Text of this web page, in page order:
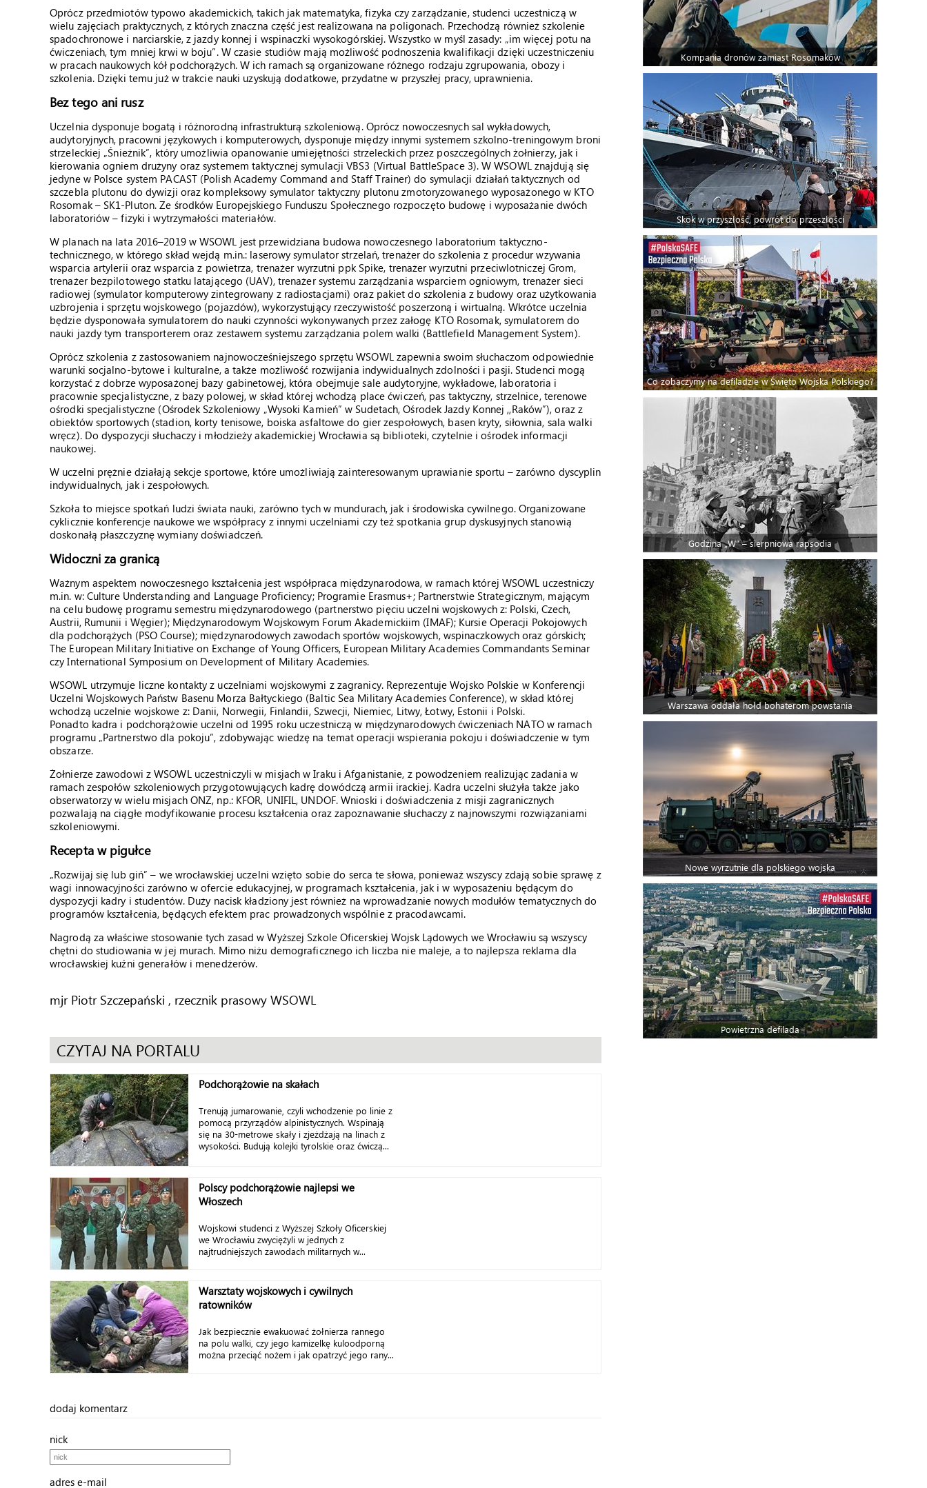
Oprócz przedmiotów typowo akademickich, takich jak matematyka, fizyka czy zarządzanie, studenci uczestniczą w
wielu zajęciach praktycznych, z których znaczna część jest realizowana na poligonach. Przechodzą również szkolenie
spadochronowe i narciarskie, z jazdy konnej i wspinaczki wysokogórskiej. Wszystko w myśl zasady: „im więcej potu na
ćwiczeniach, tym mniej krwi w boju”. W czasie studiów mają możliwość podnoszenia kwalifikacji dzięki uczestniczeniu
w pracach naukowych kół podchorążych. W ich ramach są organizowane różnego rodzaju zgrupowania, obozy i
szkolenia. Dzięki temu już w trakcie nauki uzyskują dodatkowe, przydatne w przyszłej pracy, uprawnienia.
Bez tego ani rusz
Uczelnia dysponuje bogatą i różnorodną infrastrukturą szkoleniową. Oprócz nowoczesnych sal wykładowych,
audytoryjnych, pracowni językowych i komputerowych, dysponuje między innymi systemem szkolno-treningowym broni
strzeleckiej „Śnieżnik”, który umożliwia opanowanie umiejętności strzeleckich przez poszczególnych żołnierzy, jak i
kierowania ogniem drużyny oraz systemem taktycznej symulacji VBS3 (Virtual BattleSpace 3). W WSOWL znajdują się
jedyne w Polsce system PACAST (Polish Academy Command and Staff Trainer) do symulacji działań taktycznych od
szczebla plutonu do dywizji oraz kompleksowy symulator taktyczny plutonu zmotoryzowanego wyposażonego w KTO
Rosomak – SK1-Pluton. Ze środków Europejskiego Funduszu Społecznego rozpoczęto budowę i wyposażanie dwóch
laboratoriów – fizyki i wytrzymałości materiałów.
W planach na lata 2016–2019 w WSOWL jest przewidziana budowa nowoczesnego laboratorium taktyczno-
technicznego, w którego skład wejdą m.in.: laserowy symulator strzelań, trenażer do szkolenia z procedur wzywania
wsparcia artylerii oraz wsparcia z powietrza, trenażer wyrzutni ppk Spike, trenażer wyrzutni przeciwlotniczej Grom,
trenażer bezpilotowego statku latającego (UAV), trenażer systemu zarządzania wsparciem ogniowym, trenażer sieci
radiowej (symulator komputerowy zintegrowany z radiostacjami) oraz pakiet do szkolenia z budowy oraz użytkowania
uzbrojenia i sprzętu wojskowego (pojazdów), wykorzystujący rzeczywistość poszerzoną i wirtualną. Wkrótce uczelnia
będzie dysponowała symulatorem do nauki czynności wykonywanych przez załogę KTO Rosomak, symulatorem do
nauki jazdy tym transporterem oraz zestawem systemu zarządzania polem walki (Battlefield Management System).
Oprócz szkolenia z zastosowaniem najnowocześniejszego sprzętu WSOWL zapewnia swoim słuchaczom odpowiednie
warunki socjalno-bytowe i kulturalne, a także możliwość rozwijania indywidualnych zdolności i pasji. Studenci mogą
korzystać z dobrze wyposażonej bazy gabinetowej, która obejmuje sale audytoryjne, wykładowe, laboratoria i
pracownie specjalistyczne, z bazy polowej, w skład której wchodzą place ćwiczeń, pas taktyczny, strzelnice, terenowe
ośrodki specjalistyczne (Ośrodek Szkoleniowy „Wysoki Kamień” w Sudetach, Ośrodek Jazdy Konnej ,,Raków”), oraz z
obiektów sportowych (stadion, korty tenisowe, boiska asfaltowe do gier zespołowych, basen kryty, siłownia, sala walki
wręcz). Do dyspozycji słuchaczy i młodzieży akademickiej Wrocławia są biblioteki, czytelnie i ośrodek informacji
naukowej.
W uczelni prężnie działają sekcje sportowe, które umożliwiają zainteresowanym uprawianie sportu – zarówno dyscyplin
indywidualnych, jak i zespołowych.
Szkoła to miejsce spotkań ludzi świata nauki, zarówno tych w mundurach, jak i środowiska cywilnego. Organizowane
cyklicznie konferencje naukowe we współpracy z innymi uczelniami czy też spotkania grup dyskusyjnych stanowią
doskonałą płaszczyznę wymiany doświadczeń.
Widoczni za granicą
Ważnym aspektem nowoczesnego kształcenia jest współpraca międzynarodowa, w ramach której WSOWL uczestniczy
m.in. w: Culture Understanding and Language Proficiency; Programie Erasmus+; Partnerstwie Strategicznym, mającym
na celu budowę programu semestru międzynarodowego (partnerstwo pięciu uczelni wojskowych z: Polski, Czech,
Austrii, Rumunii i Węgier); Międzynarodowym Wojskowym Forum Akademickiim (IMAF); Kursie Operacji Pokojowych
dla podchorążych (PSO Course); międzynarodowych zawodach sportów wojskowych, wspinaczkowych oraz górskich;
The European Military Initiative on Exchange of Young Officers, European Military Academies Commandants Seminar
czy International Symposium on Development of Military Academies.
WSOWL utrzymuje liczne kontakty z uczelniami wojskowymi z zagranicy. Reprezentuje Wojsko Polskie w Konferencji
Uczelni Wojskowych Państw Basenu Morza Bałtyckiego (Baltic Sea Military Academies Conference), w skład której
wchodzą uczelnie wojskowe z: Danii, Norwegii, Finlandii, Szwecji, Niemiec, Litwy, Łotwy, Estonii i Polski.
Ponadto kadra i podchorążowie uczelni od 1995 roku uczestniczą w międzynarodowych ćwiczeniach NATO w ramach
programu „Partnerstwo dla pokoju”, zdobywając wiedzę na temat operacji wspierania pokoju i doświadczenie w tym
obszarze.
Żołnierze zawodowi z WSOWL uczestniczyli w misjach w Iraku i Afganistanie, z powodzeniem realizując zadania w
ramach zespołów szkoleniowych przygotowujących kadrę dowódczą armii irackiej. Kadra uczelni służyła także jako
obserwatorzy w wielu misjach ONZ, np.: KFOR, UNIFIL, UNDOF. Wnioski i doświadczenia z misji zagranicznych
pozwalają na ciągłe modyfikowanie procesu kształcenia oraz zapoznawanie słuchaczy z najnowszymi rozwiązaniami
szkoleniowymi.
Recepta w pigułce
„Rozwijaj się lub giń” – we wrocławskiej uczelni wzięto sobie do serca te słowa, ponieważ wszyscy zdają sobie sprawę z
wagi innowacyjności zarówno w ofercie edukacyjnej, w programach kształcenia, jak i w wyposażeniu będącym do
dyspozycji kadry i studentów. Duży nacisk kładziony jest również na wprowadzanie nowych modułów tematycznych do
programów kształcenia, będących efektem prac prowadzonych wspólnie z pracodawcami.
Nagrodą za właściwe stosowanie tych zasad w Wyższej Szkole Oficerskiej Wojsk Lądowych we Wrocławiu są wszyscy
chętni do studiowania w jej murach. Mimo niżu demograficznego ich liczba nie maleje, a to najlepsza reklama dla
wrocławskiej kuźni generałów i menedżerów.
mjr Piotr Szczepański , rzecznik prasowy WSOWL
CZYTAJ NA PORTALU
Podchorążowie na skałach
Trenują jumarowanie, czyli wchodzenie po linie z
pomocą przyrządów alpinistycznych. Wspinają
się na 30-metrowe skały i zjeżdżają na linach z
wysokości. Budują kolejki tyrolskie oraz ćwiczą...
Polscy podchorążowie najlepsi we
Włoszech
Wojskowi studenci z Wyższej Szkoły Oficerskiej
we Wrocławiu zwyciężyli w jednych z
najtrudniejszych zawodach militarnych w...
Warsztaty wojskowych i cywilnych
ratowników
Jak bezpiecznie ewakuować żołnierza rannego
na polu walki, czy jego kamizelkę kuloodporną
można przeciąć nożem i jak opatrzyć jego rany...
dodaj komentarz
nick
adres e-mail
Kompania dronów zamiast Rosomaków
Skok w przyszłość, powrót do przeszłości
Co zobaczymy na defiladzie w Święto Wojska Polskiego?
Godzina „W” – sierpniowa rapsodia
Warszawa oddała hołd bohaterom powstania
Nowe wyrzutnie dla polskiego wojska
Powietrzna defilada